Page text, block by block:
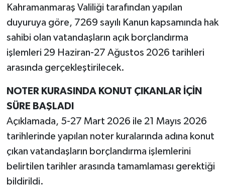
Kahramanmaraş Valiliği tarafından yapılan
duyuruya göre, 7269 sayılı Kanun kapsamında hak
sahibi olan vatandaşların açık borçlandırma
işlemleri 29 Haziran-27 Ağustos 2026 tarihleri
arasında gerçekleştirilecek.
NOTER KURASINDA KONUT ÇIKANLAR İÇİN
SÜRE BAŞLADI
Açıklamada, 5-27 Mart 2026 ile 21 Mayıs 2026
tarihlerinde yapılan noter kuralarında adına konut
çıkan vatandaşların borçlandırma işlemlerini
belirtilen tarihler arasında tamamlaması gerektiği
bildirildi.